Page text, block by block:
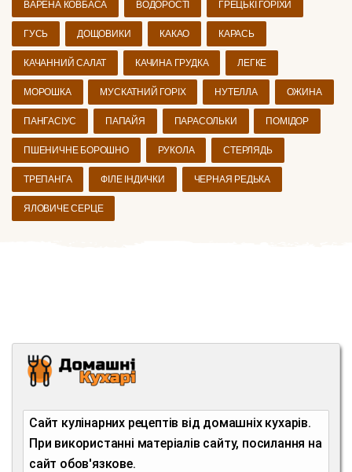
ВАРЕНА КОВБАСА ВОДОРОСТІ ГРЕЦЬКІ ГОРІХИ
ГУСЬ ДОЩОВИКИ КАКАО КАРАСЬ
КАЧАННИЙ САЛАТ КАЧИНА ГРУДКА ЛЕГКЕ
МОРОШКА МУСКАТНИЙ ГОРІХ НУТЕЛЛА ОЖИНА
ПАНГАСІУС ПАПАЙЯ ПАРАСОЛЬКИ ПОМІДОР
ПШЕНИЧНЕ БОРОШНО РУКОЛА СТЕРЛЯДЬ
ТРЕПАНГА ФІЛЕ ІНДИЧКИ ЧЕРНАЯ РЕДЬКА
ЯЛОВИЧЕ СЕРЦЕ
Сайт кулінарних рецептів від домашніх кухарів.
При використанні матеріалів сайту, посилання на
сайт обов'язкове.